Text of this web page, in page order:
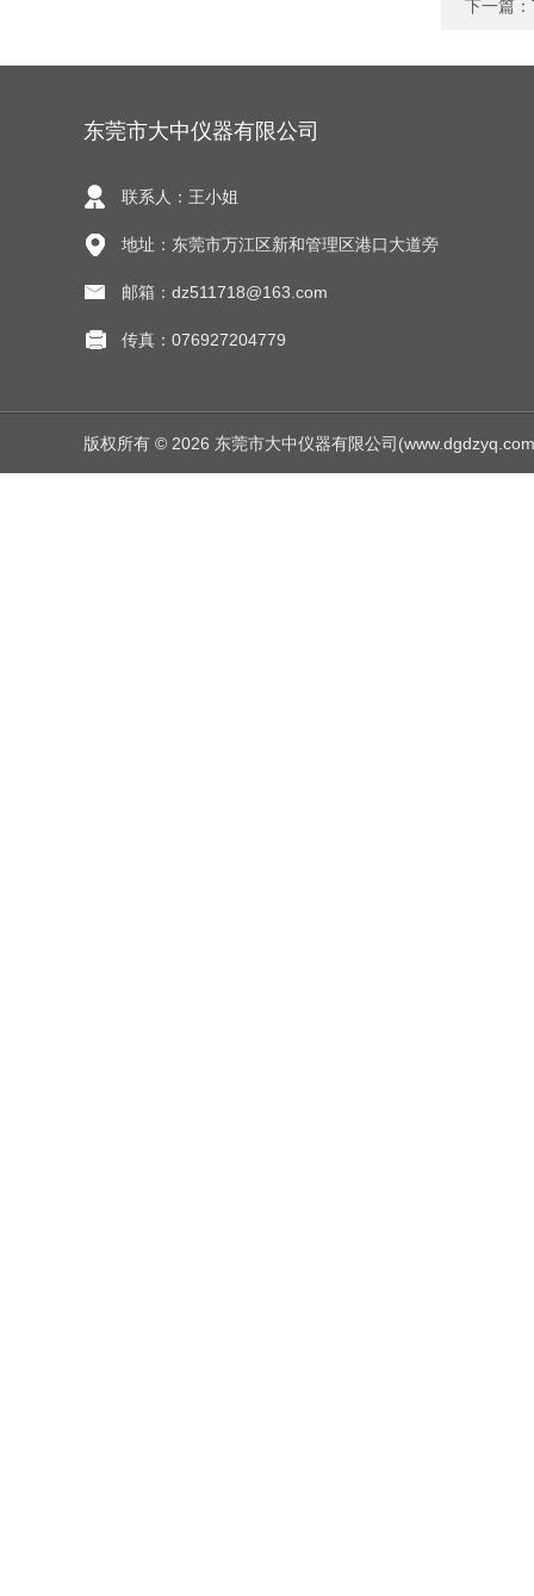
下一篇：
东莞市大中仪器有限公司
联系人：王小姐
地址：东莞市万江区新和管理区港口大道旁
邮箱：dz511718@163.com
传真：076927204779
版权所有 © 2026 东莞市大中仪器有限公司